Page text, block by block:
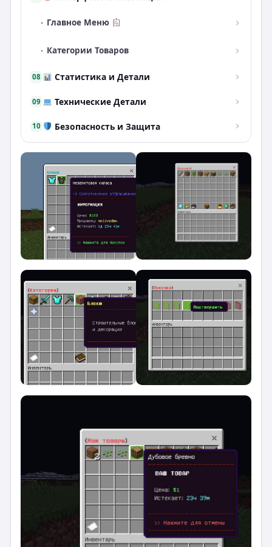
· Главное Меню
· Категории Товаров
08 Статистика и Детали
09 Технические Детали
10 Безопасность и Защита